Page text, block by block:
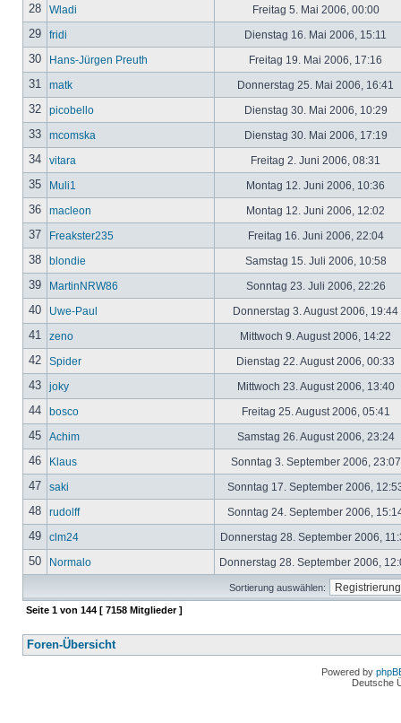
28 Wladi Freitag 5. Mai 2006, 00:00
29 fridi Dienstag 16. Mai 2006, 15:11
30 Hans-Jürgen Preuth Freitag 19. Mai 2006, 17:16
31 matk Donnerstag 25. Mai 2006, 16:41
32 picobello Dienstag 30. Mai 2006, 10:29
33 mcomska Dienstag 30. Mai 2006, 17:19
34 vitara Freitag 2. Juni 2006, 08:31
35 Muli1 Montag 12. Juni 2006, 10:36
36 macleon Montag 12. Juni 2006, 12:02
37 Freakster235 Freitag 16. Juni 2006, 22:04
38 blondie Samstag 15. Juli 2006, 10:58
39 MartinNRW86 Sonntag 23. Juli 2006, 22:26
40 Uwe-Paul Donnerstag 3. August 2006, 19:44
41 zeno Mittwoch 9. August 2006, 14:22
42 Spider Dienstag 22. August 2006, 00:33
43 joky Mittwoch 23. August 2006, 13:40
44 bosco Freitag 25. August 2006, 05:41
45 Achim Samstag 26. August 2006, 23:24
46 Klaus Sonntag 3. September 2006,
47 saki Sonntag 17. September 2006,
48 rudolff Sonntag 24. September 2006,
49 clm24 Donnerstag 28. September 2006,
50 Normalo Donnerstag 28. September 2006,
Sortierung auswählen:
Seite 1 von 144 [ 7158 Mitglieder ]
Foren-Übersicht
Powered by
Deutsche